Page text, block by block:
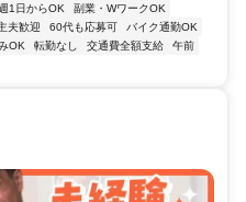
1日からOK
副業・WワークOK
夫歓迎 60代も応募可
バイク通勤OK
OK 転勤なし 交通費全額支給
午前